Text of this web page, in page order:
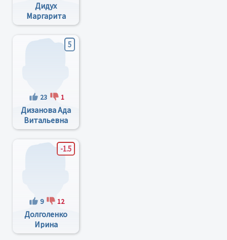
Дидух
Маргарита
Георгиевна
5
23 1
Дизанова Ада
Витальевна
-1.5
9 12
Долголенко
Ирина
Анатольевна